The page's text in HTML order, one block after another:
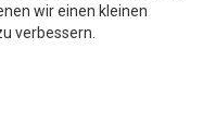
wir einen kleinen
verbessern.